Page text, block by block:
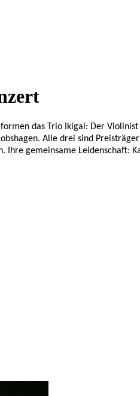
das Trio Ikigai: Der
Alle drei sind
gemeinsame Leidenschaft: